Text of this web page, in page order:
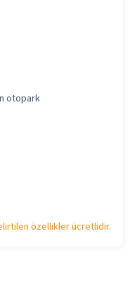
otopark
özellikler ücretlidir.